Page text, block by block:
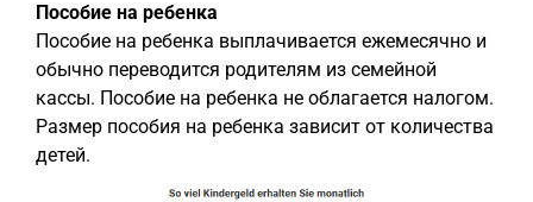
Пособие на ребенка
Пособие на ребенка выплачивается ежемесячно и
обычно переводится родителям из семейной
кассы. Пособие на ребенка не облагается налогом.
Размер пособия на ребенка зависит от количества
детей.